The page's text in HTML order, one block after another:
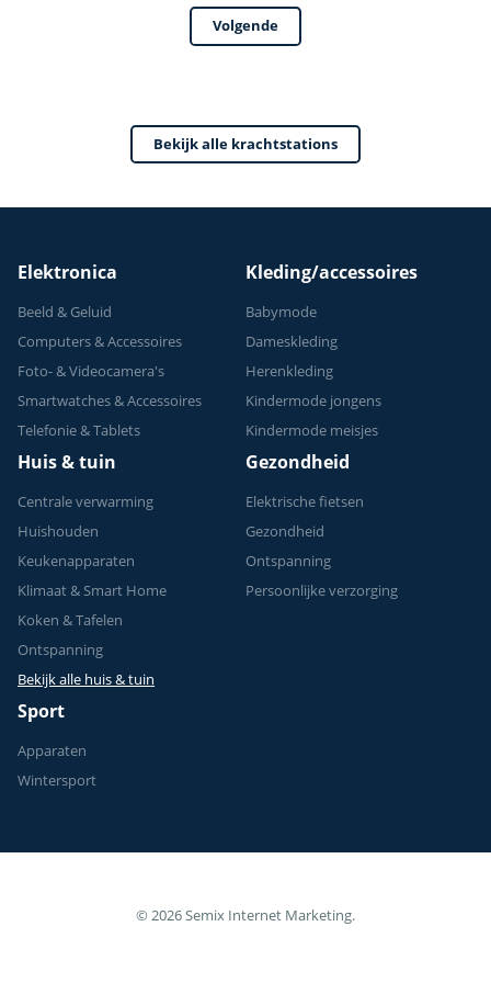
Verstelbaar -
Krachttraining - Tot
Volgende
Bekijk alle krachtstations
Elektronica
Beeld & Geluid
Computers & Accessoires
Foto- & Videocamera's
Smartwatches & Accessoires
Telefonie & Tablets
Kleding/accessoires
Babymode
Dameskleding
Herenkleding
Kindermode jongens
Kindermode meisjes
Huis & tuin
Centrale verwarming
Huishouden
Keukenapparaten
Klimaat & Smart Home
Koken & Tafelen
Ontspanning
Bekijk alle huis & tuin
Gezondheid
Elektrische fietsen
Gezondheid
Ontspanning
Persoonlijke verzorging
Sport
Apparaten
Wintersport
© 2026 Semix Internet Marketing.